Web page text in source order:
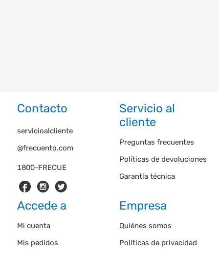
Contacto
1800-FRECUE
servicioalcliente
@frecuento.com
Servicio al
cliente
Preguntas frecuentes
Políticas de devoluciones
Garantía técnica
Accede a
Mi cuenta
Mis pedidos
Empresa
Quiénes somos
Políticas de privacidad